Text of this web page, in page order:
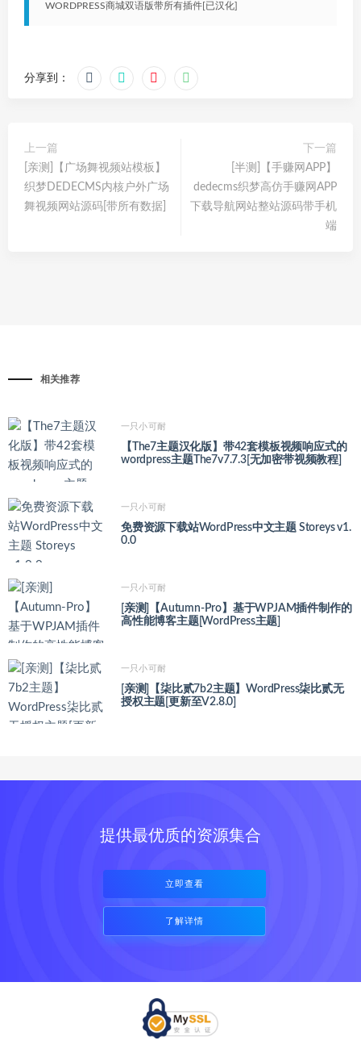
WORDPRESS商城双语版带所有插件[已汉化]
分享到：
上一篇
[亲测]【广场舞视频站模板】
织梦DEDECMS内核户外广场
舞视频网站源码[带所有数据]
下一篇
[半测]【手赚网APP】
dedecms织梦高仿手赚网APP
下载导航网站整站源码带手机
端
相关推荐
一只小可耐
【The7主题汉化版】带42套模板视频响应式的
wordpress主题The7v7.7.3[无加密带视频教程]
一只小可耐
免费资源下载站WordPress中文主题 Storeys v1.
0.0
一只小可耐
[亲测]【Autumn-Pro】基于WPJAM插件制作的
高性能博客主题[WordPress主题]
一只小可耐
[亲测]【柒比贰7b2主题】WordPress柒比贰无
授权主题[更新至V2.8.0]
提供最优质的资源集合
立即查看
了解详情